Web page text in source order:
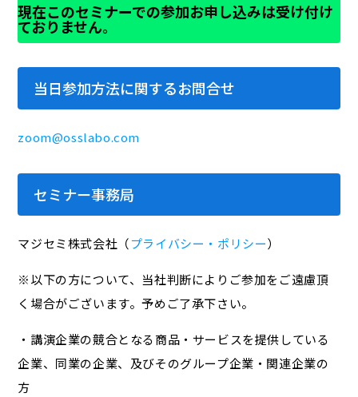
現在このセミナーでの参加お申し込みは受け付け
ておりません。
当日参加方法に関するお問合せ
zoom@osslabo.com
セミナー事務局
マジセミ株式会社（プライバシー・ポリシー）
※以下の方について、当社判断によりご参加をご遠慮頂
く場合がございます。予めご了承下さい。
・講演企業の競合となる商品・サービスを提供している
企業、同業の企業、及びそのグループ企業・関連企業の
方